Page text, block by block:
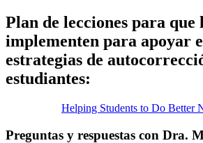
Plan de lecciones para que
implementen para apoyar
estrategias de
estudiantes:
Helping Students to Do Better
Preguntas y respuestas con Dra.